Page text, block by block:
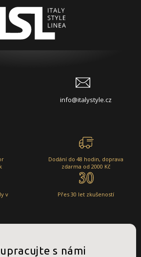
info@italystyle.cz
Dodání do 48 hodin, doprava
zdarma od 2000 Kč
v
Přes 30 let zkušeností
s námi